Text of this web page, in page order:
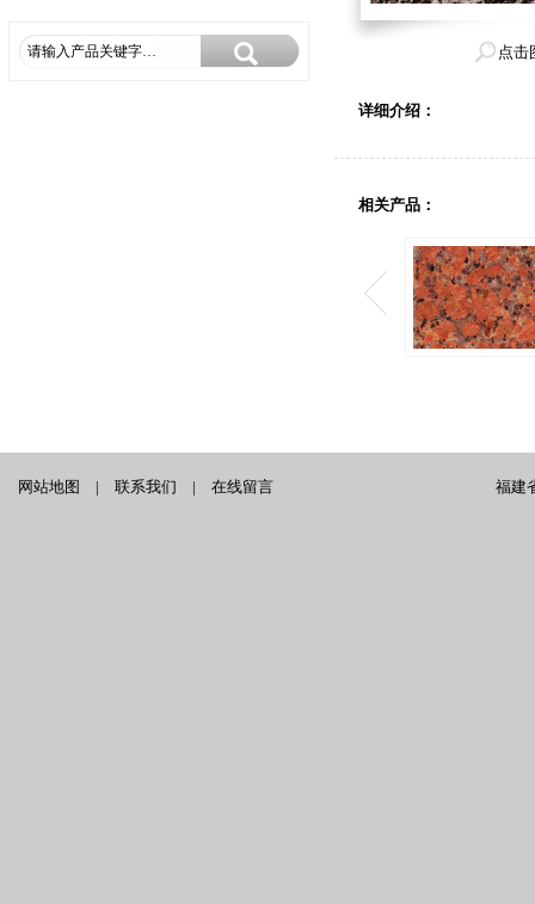
点击
详细介绍：
相关产品：
福建
网站地图 | 联系我们 | 在线留言